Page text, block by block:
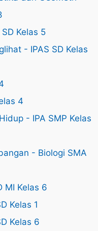
Kelas 5
- IPAS SD Kelas
4
- IPA SMP Kelas
- Biologi SMA
MI Kelas 6
Kelas 1
Kelas 6